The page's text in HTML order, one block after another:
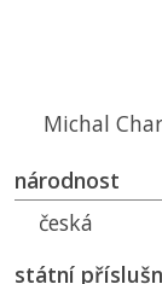
Michal
národnost
česká
státní